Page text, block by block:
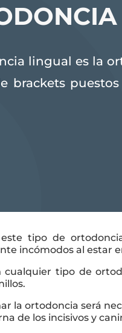
lingual es la
brackets
tipo de
incómodos al estar
cualquier tipo de
la ortodoncia será
de los incisivos y